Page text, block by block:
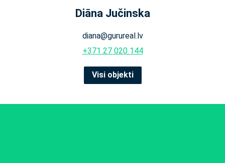
Diāna Jučinska
diana@gurureal.lv
+371 27 020 144
Visi objekti